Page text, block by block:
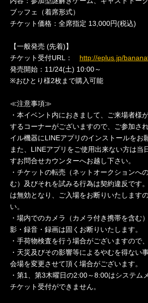
ブッフェ（着席形式）
チケット価格：全席指定 13,000円(税込)
【一般発売 (先着)】
チケット受付URL： http://eplus.jp/
発売開始：11/24(土) 10:00～
※おひとり様2枚まで購入可能
≪注意事項≫
・本イベント内におきまして、ご来場者様
するコーナーがございますので、ご参加さ
イル機器にLINEアプリのインストールをお
また、LINEアプリをご使用出来ない方は当
すお問合せカウンターへお越し下さい。
・チケットの転売（ネットオークションへ
む）及びそれを試みる行為は契約違反です
は無効となり、ご入場をお断りいたします
い。
・場内でのカメラ（カメラ付き携帯を含む
影・録音・録画は固くお断りいたします。
・手荷物検査を行う場合がございますので
・天災及びその影響等によるやむを得ない
会場を変更させて頂く場合がございます。
・第1、第3木曜日の2:00～8:00はシステム
チケット受付ができません。